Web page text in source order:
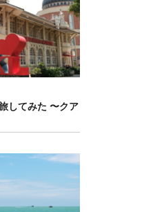
してみた 〜クア